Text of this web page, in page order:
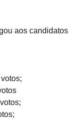
aos candidatos